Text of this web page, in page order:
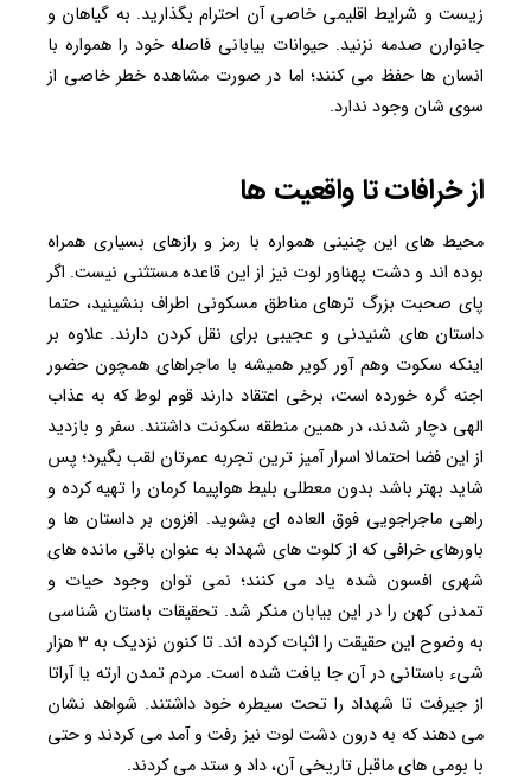
زیست و شرایط اقلیمی خاصی آن احترام بگذارید. به گیاهان و
جانوارن صدمه نزنید. حیوانات بیابانی فاصله خود را همواره با
انسان ها حفظ می کنند؛ اما در صورت مشاهده خطر خاصی از
سوی شان وجود ندارد.
از خرافات تا واقعیت ها
محیط های این چنینی همواره با رمز و رازهای بسیاری همراه
بوده اند و دشت پهناور لوت نیز از این قاعده مستثنی نیست. اگر
پای صحبت بزرگ ترهای مناطق مسکونی اطراف بنشینید، حتما
داستان های شنیدنی و عجیبی برای نقل کردن دارند. علاوه بر
اینکه سکوت وهم آور کویر همیشه با ماجراهای همچون حضور
اجنه گره خورده است، برخی اعتقاد دارند قوم لوط که به عذاب
الهی دچار شدند، در همین منطقه سکونت داشتند. سفر و بازدید
از این فضا احتمالا اسرار آمیز ترین تجربه عمرتان لقب بگیرد؛ پس
شاید بهتر باشد بدون معطلی بلیط هواپیما کرمان را تهیه کرده و
راهی ماجراجویی فوق العاده ای بشوید. افزون بر داستان ها و
باورهای خرافی که از کلوت های شهداد به عنوان باقی مانده های
شهری افسون شده یاد می کنند؛ نمی توان وجود حیات و
تمدنی کهن را در این بیابان منکر شد. تحقیقات باستان شناسی
به وضوح این حقیقت را اثبات کرده اند. تا کنون نزدیک به ۳ هزار
شیء باستانی در آن جا یافت شده است. مردم تمدن ارته یا آراتا
از جیرفت تا شهداد را تحت سیطره خود داشتند. شواهد نشان
می دهند که به درون دشت لوت نیز رفت و آمد می کردند و حتی
با بومی های ماقبل تاریخی آن، داد و ستد می کردند.